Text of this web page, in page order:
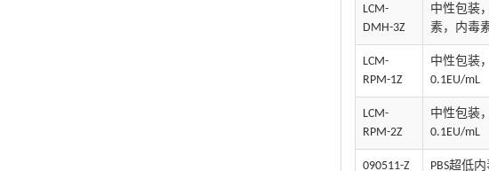
LCM-
DMH-3Z
中性包装，
素，内毒
LCM-
RPM-1Z
中性包装，
0.1EU/mL
LCM-
RPM-2Z
中性包装，
0.1EU/mL
090511-Z PBS超低内